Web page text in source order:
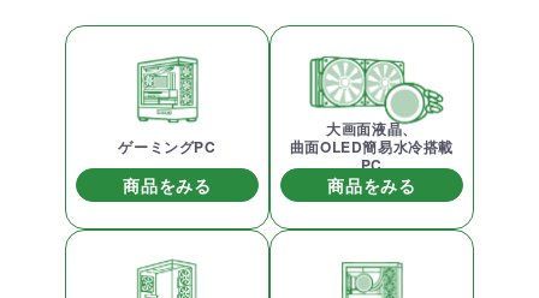
ゲーミングPC
商品をみる
大画面液晶、
曲面OLED簡易水冷搭載
PC
商品をみる